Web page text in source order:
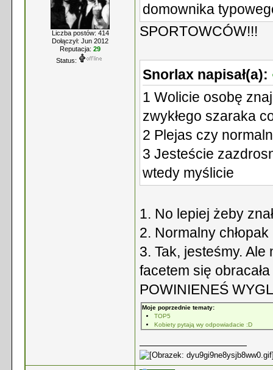
Liczba postów: 414
Dołączył: Jun 2012
Reputacja: 29
Status:
domownika
SPORTOWCÓW!!!
Snorlax napisał(a):
1 Wolicie osobę
zwykłego szaraka
2 Plejas czy
3 Jesteście
wtedy myślicie
1. No lepiej żeby
2. Normalny chłopak
3. Tak, jesteśmy.
facetem się
POWINIENEŚ
Moje poprzednie tematy:
TOP5
Kobiety pytają wy odpowiadacie :D